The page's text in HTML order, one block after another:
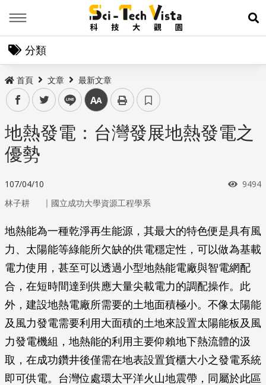
展
分類
首頁 文章 最新文章
facebooktwitter line 中
地熱發電：台灣發展地熱發電之
優勢
107/04/10 瀏覽
9494
林子耕 ｜ 國立成功大學資源工程學系
地熱能為一種乾淨再生能源，其最大的特色便是具有風
力、太陽能等綠能所欠缺的供電穩定性，可以做為基載
電力使用，甚至可以透過小型地熱能電廠與智電網配
合，在短時間達到供應大量尖載電力的調配操作。此
外，建設地熱電廠所需要的土地面積極小。不像太陽能
及風力發電需要利用大面積的土地來設置太陽能板及風
力發電機組，地熱能的利用主要仰賴地下熱流體的汲
取，在成功鑽井後僅需在地表設置貨櫃大小之發電系統
即可供電。台灣位處環太平洋火山地震帶，同屬於此區